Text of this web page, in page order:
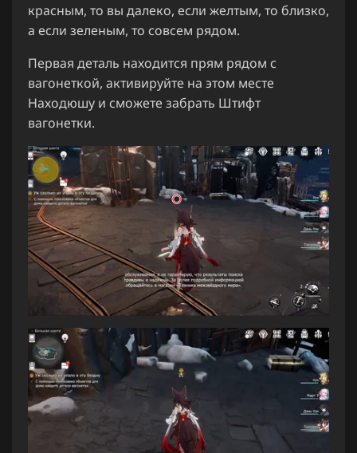
красным, то вы далеко, если желтым, то близко,
а если зеленым, то совсем рядом.
Первая деталь находится прям рядом с
вагонеткой, активируйте на этом месте
Находюшу и сможете забрать Штифт
вагонетки.